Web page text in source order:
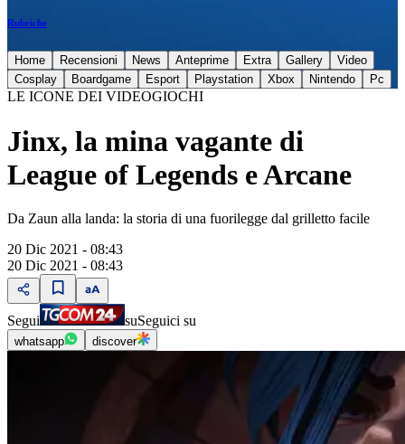
Rubriche
Home Recensioni News Anteprime Extra Gallery
Video
Cosplay
Boardgame Esport Playstation Xbox Nintendo Pc
LE ICONE DEI VIDEOGIOCHI
Jinx, la mina vagante di
League of Legends e Arcane
Da Zaun alla landa: la storia di una fuorilegge dal grilletto facile
20 Dic 2021 - 08:43
20 Dic 2021 - 08:43
Segui suSeguici su
whatsapp discover